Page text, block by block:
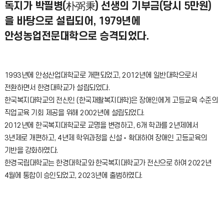
독지가 박필병(朴弼秉) 선생의 기부금(당시 5만원)
을 바탕으로 설립되어, 1979년에
안성농업전문대학으로 승격되었다.
1993년에 안성산업대학교로 개편되었고, 2012년에 일반대학으로서
전환하면서 한경대학교가 설립되었다.
한국복지대학교의 전신인 (한국재활복지대학)은 장애인에게 고등교육 수준의
직업교육 기회 제공을 위해 2002년에 설립되었다.
2012년에 한국복지대학교로 교명을 변경하고, 6개 학과를 2년제에서
3년제로 개편하고, 4년제 학위과정을 신설‧확대하여 장애인 고등교육의
기반을 강화하였다.
한경국립대학교는 한경대학교와 한국복지대학교가 전신으로 하여 2022년
4월에 통합이 승인되었고, 2023년에 출범하였다.